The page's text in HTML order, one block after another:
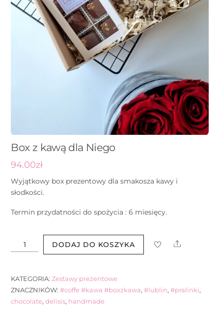
Box z kawą dla Niego
94.00zł
Wyjątkowy box prezentowy dla smakosza kawy i
słodkości.
Termin przydatności do spożycia : 6 miesięcy.
ilość
Box
kawą
dla
Niego
DODAJ DO KOSZYKA Share
KATEGORIA:Zestawy prezentowe
ZNACZNIKÓW:#coffe #kawa #boxzkawa,#lublin,#pralinki,
chocolate,delisis, handmade